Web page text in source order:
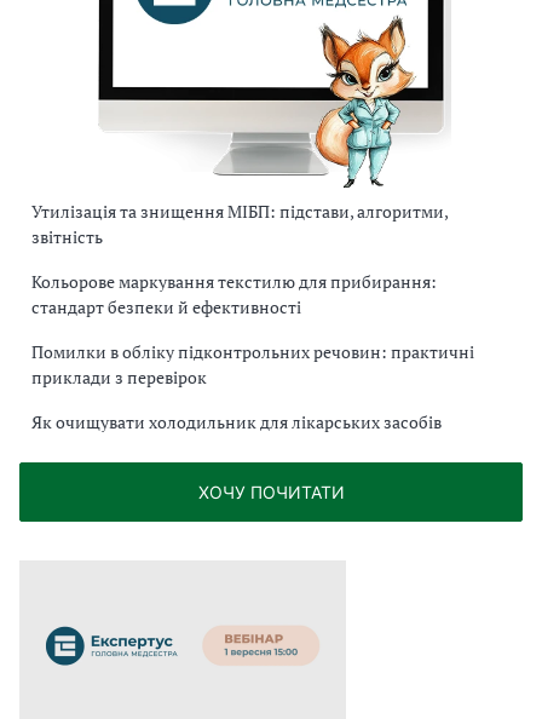
Утилізація та знищення МІБП: підстави, алгоритми,
звітність
Кольорове маркування текстилю для прибирання:
стандарт безпеки й ефективності
Помилки в обліку підконтрольних речовин: практичні
приклади з перевірок
Як очищувати холодильник для лікарських засобів
ХОЧУ ПОЧИТАТИ